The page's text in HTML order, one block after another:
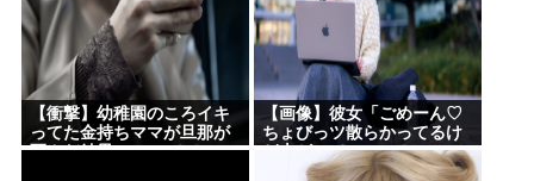
【衝撃】幼稚園のころイキ
ってた金持ちママが旦那が
死んだ結果･････⇒！！
【画像】彼女「ごめーん♡
ちょびっツ散らかってるけ
ど上がって～～～！」
⇒！！